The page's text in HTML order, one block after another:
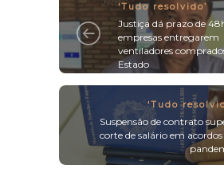
‘Tudo resolvido’
Justiça dá prazo de
empresas entregarem
ventiladores
Estado
‘Tudo
Suspensão de contrato
corte de salário em